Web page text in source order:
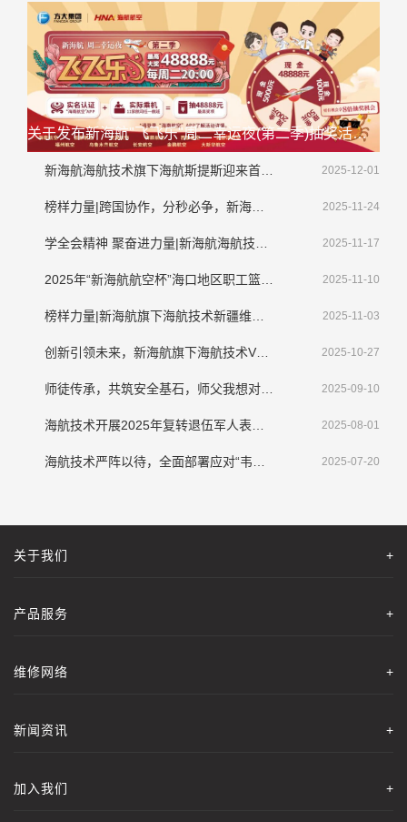
关于发布新海航"飞飞乐"周二幸运夜(第二季)抽奖活动延期公告的通知
新海航海航技术旗下海航斯提斯迎来首架大韩航空整机喷涂业务 2025-12-01
榜样力量|跨国协作，分秒必争，新海航海航技术顺利完成境外紧急排故工作 2025-11-24
学全会精神 聚奋进力量|新海航海航技术干部员工畅谈学习贯彻落实党的二十届四中全会精神 2025-11-17
2025年“新海航航空杯”海口地区职工篮球赛圆满收官 2025-11-10
榜样力量|新海航旗下海航技术新疆维修基地侯新宇： 拾金不昧显担当，诚信美德传清风​ 2025-11-03
创新引领未来，新海航旗下海航技术VR机务技能培训应用系统亮相第三届CATA航空大会 2025-10-27
师徒传承，共筑安全基石，师父我想对您说 2025-09-10
海航技术开展2025年复转退伍军人表彰大会暨座谈会 2025-08-01
海航技术严阵以待，全面部署应对“韦帕”挑战 2025-07-20
关于我们 +
产品服务 +
维修网络 +
新闻资讯 +
加入我们 +